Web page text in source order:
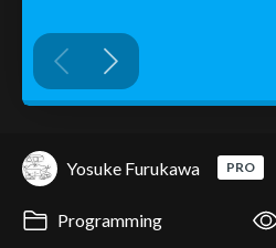
Yosuke Furukawa PRO
Programming